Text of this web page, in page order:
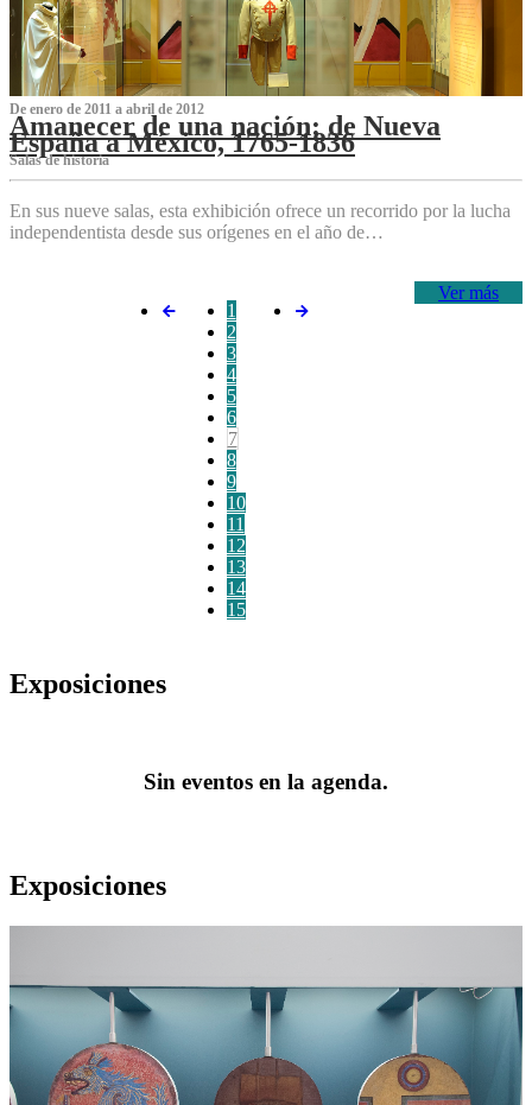
De enero de 2011 a abril de 2012
Amanecer de una nación: de Nueva
España a México, 1765-1836
Salas de historia
En sus nueve salas, esta exhibición ofrece un recorrido por la lucha
independentista desde sus orígenes en el año de…
Ver más
1
2
3
4
5
6
7
8
9
10
11
12
13
14
15
Exposiciones
Sin eventos en la agenda.
Exposiciones